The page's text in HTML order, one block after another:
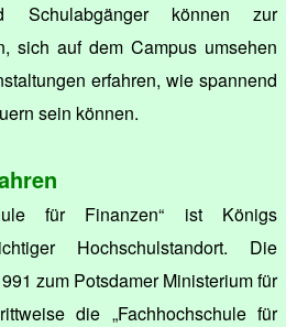
Schulabgänger können zur
sich auf dem Campus umsehen
erfahren, wie spannend
sein können.
für Finanzen“ ist Königs
Hochschulstandort. Die
zum Potsdamer Ministerium für
die „Fachhochschule für